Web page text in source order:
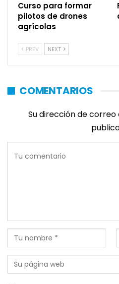
Curso para formar
pilotos de drones
agrícolas
PREV NEXT
COMENTARIOS
Su dirección de